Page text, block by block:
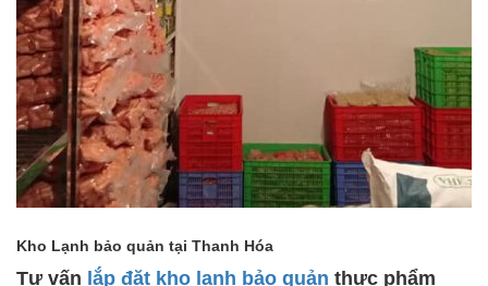
Kho Lạnh bảo quản tại Thanh Hóa
Tư vấn lắp đặt kho lạnh bảo quản thực phẩm